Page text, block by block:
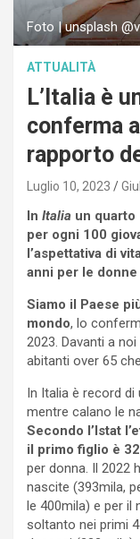
Foto | unsplash
ATTUALITÀ
L’Italia è
conferma
rapporto
Luglio 10, 2023
In Italia un quarto
per ogni 100
l’aspettativa di
anni per le donne
Siamo il Paese
mondo, lo
2023. Davanti a
abitanti over 65
In Italia è record
mentre calano le
Secondo l’Istat
il primo figlio è
per donna. Il 2022
nascite (393mila,
le 400mila) e per
soltanto nei primi